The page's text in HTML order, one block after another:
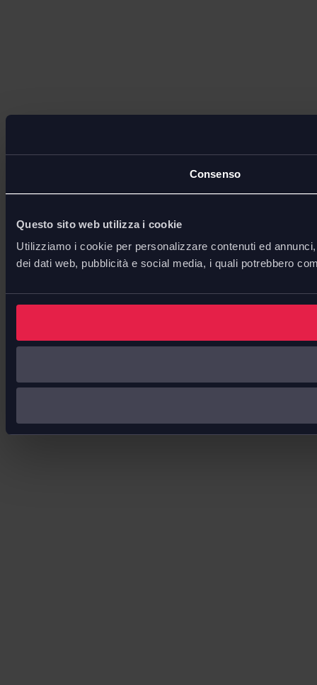
Consenso
Questo sito web utilizza i cookie
Utilizziamo i cookie per personalizzare contenuti ed
dei dati web, pubblicità e social media, i quali potrebbero